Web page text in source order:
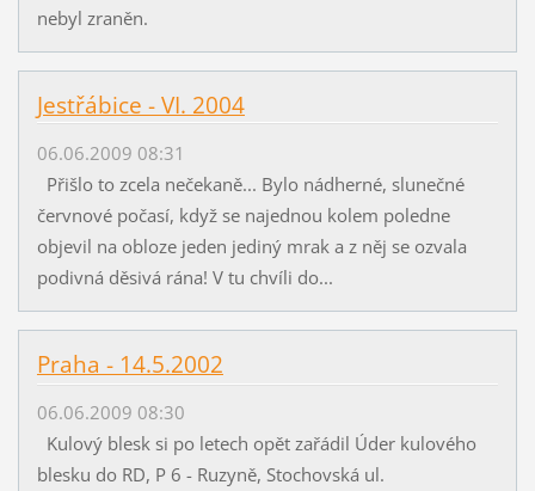
nebyl zraněn.
Jestřábice - VI. 2004
06.06.2009 08:31
Přišlo to zcela nečekaně... Bylo nádherné, slunečné
červnové počasí, když se najednou kolem poledne
objevil na obloze jeden jediný mrak a z něj se ozvala
podivná děsivá rána! V tu chvíli do...
Praha - 14.5.2002
06.06.2009 08:30
Kulový blesk si po letech opět zařádil Úder kulového
blesku do RD, P 6 - Ruzyně, Stochovská ul.